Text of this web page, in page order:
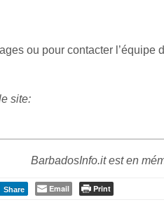
ou pour contacter l’équipe
site:
BarbadosInfo.it est en
Share Email Print